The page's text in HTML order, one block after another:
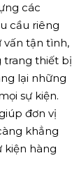
các
cầu riêng
vấn tận tình,
trang thiết bị
lại những
sự kiện.
đơn vị
khẳng
kiện hàng